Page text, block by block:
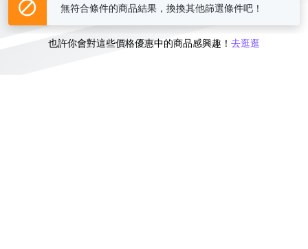
或
也許你會對這些價格優惠中的商品感興趣！ 去逛逛
無符合條件的商品結果，換換其他篩選條件吧！